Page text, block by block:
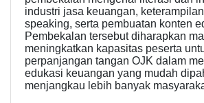
industri jasa keuangan,
speaking, serta pembuatan konten
Pembekalan tersebut diharapkan
meningkatkan kapasitas peserta
perpanjangan tangan OJK dalam
edukasi keuangan yang mudah
menjangkau lebih banyak